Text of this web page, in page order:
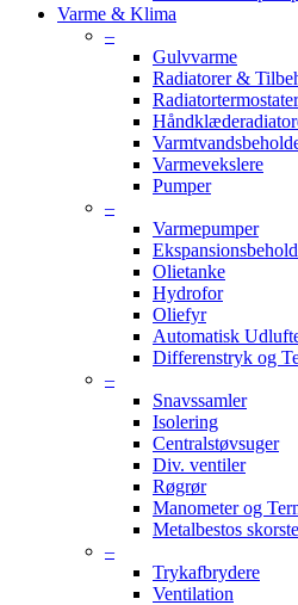
Varme & Klima
–
Gulvvarme
Radiatorer &
Varmevekslere
Pumper
–
Varmepumper
Olietanke
Hydrofor
Oliefyr
Automatisk
Differenstryk og
–
Snavssamler
Isolering
Centralstøvsuger
Div. ventiler
Røgrør
Manometer og
Metalbestos
–
Trykafbrydere
Ventilation